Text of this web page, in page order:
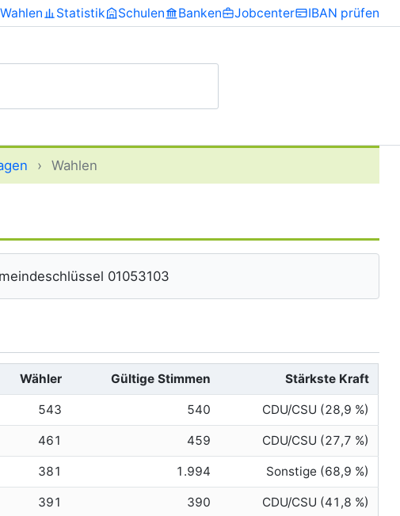
Wahlen Statistik Schulen Banken Jobcenter IBAN prüfen
› Wahlen
01053103
Wähler Gültige Stimmen Stärkste Kraft
543 540 CDU/CSU (28,9 %)
461 459 CDU/CSU (27,7 %)
381 1.994 Sonstige (68,9 %)
391 390 CDU/CSU (41,8 %)